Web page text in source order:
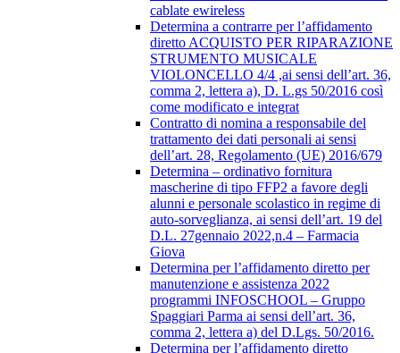
cablate ewireless
Determina a contrarre per l’affidamento
diretto ACQUISTO PER RIPARAZIONE
STRUMENTO MUSICALE
VIOLONCELLO 4/4 ,ai sensi dell’art. 36,
comma 2, lettera a), D. L.gs 50/2016 così
come modificato e integrat
Contratto di nomina a responsabile del
trattamento dei dati personali ai sensi
dell’art. 28, Regolamento (UE) 2016/679
Determina – ordinativo fornitura
mascherine di tipo FFP2 a favore degli
alunni e personale scolastico in regime di
auto-sorveglianza, ai sensi dell’art. 19 del
D.L. 27gennaio 2022,n.4 – Farmacia
Giova
Determina per l’affidamento diretto per
manutenzione e assistenza 2022
programmi INFOSCHOOL – Gruppo
Spaggiari Parma ai sensi dell’art. 36,
comma 2, lettera a) del D.Lgs. 50/2016.
Determina per l’affidamento diretto